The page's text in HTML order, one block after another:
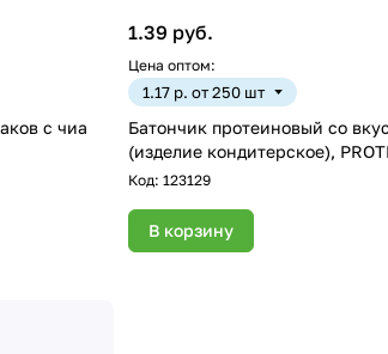
с чиа
1.39 руб.
Цена оптом:
1.17 р. от 250 шт
Батончик протеиновый со
Код: 123129
В корзину